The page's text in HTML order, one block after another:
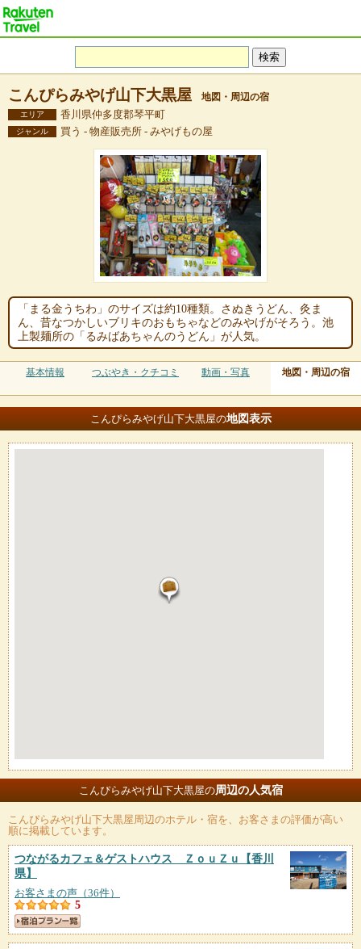
こんぴらみやげ山下大黒屋 地図・周辺の宿
エリア 香川県仲多度郡琴平町
ジャンル 買う - 物産販売所 - みやげもの屋
「まる金うちわ」のサイズは約10種類。さぬきうどん、灸ま
ん、昔なつかしいブリキのおもちゃなどのみやげがそろう。池
上製麺所の「るみばあちゃんのうどん」が人気。
基本情報 つぶやき・クチコミ 動画・写真 地図・周辺の宿
こんぴらみやげ山下大黒屋の地図表示
こんぴらみやげ山下大黒屋の周辺の人気宿
こんぴらみやげ山下大黒屋周辺のホテル・宿を、お客さまの評価が高い
順に掲載しています。
つながるカフェ＆ゲストハウス ＺｏｕＺｕ
【香川
県】
お客さまの声（36件）
5